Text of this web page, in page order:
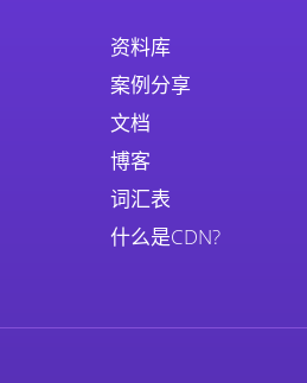
资料库
案例分享
文档
博客
词汇表
什么是CDN?